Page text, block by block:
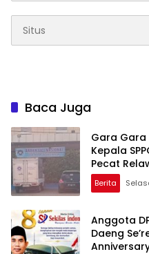
Baca Juga
Gara Gara
Kepala
Pecat
Berita
Anggota
Daeng